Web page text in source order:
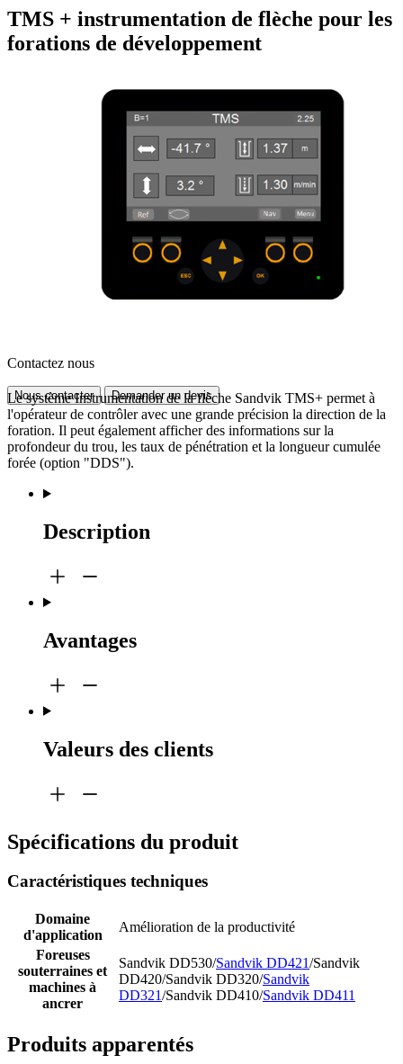
TMS + instrumentation de flèche pour les
forations de développement
Contactez nous
Nous contacter Demander un devis
Le système Instrumentation de la flèche Sandvik TMS+ permet à
l'opérateur de contrôler avec une grande précision la direction de la
foration. Il peut également afficher des informations sur la
profondeur du trou, les taux de pénétration et la longueur cumulée
forée (option "DDS").
Description
Avantages
Valeurs des clients
Spécifications du produit
Caractéristiques techniques
Domaine
d'application
Amélioration de la productivité
Foreuses
souterraines et
machines à
ancrer
Sandvik DD530/Sandvik DD421/Sandvik
DD420/Sandvik DD320/Sandvik
DD321/Sandvik DD410/Sandvik DD411
Produits apparentés